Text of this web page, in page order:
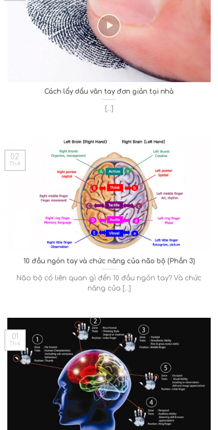
Cách lấy dấu vân tay đơn giản tại nhà
[...]
10 đầu ngón tay và chức năng của não bộ (Phần 3)
Não bộ có liên quan gì đến 10 đầu ngón tay? Và chức
năng của [...]
02
Th4
01
Th4